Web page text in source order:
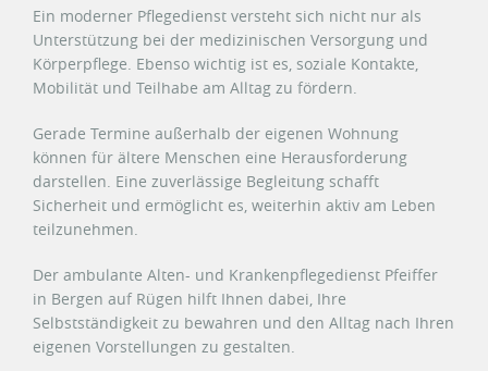
Ein moderner Pflegedienst versteht sich nicht nur als
Unterstützung bei der medizinischen Versorgung und
Körperpflege. Ebenso wichtig ist es, soziale Kontakte,
Mobilität und Teilhabe am Alltag zu fördern.
Gerade Termine außerhalb der eigenen Wohnung
können für ältere Menschen eine Herausforderung
darstellen. Eine zuverlässige Begleitung schafft
Sicherheit und ermöglicht es, weiterhin aktiv am Leben
teilzunehmen.
Der ambulante Alten- und Krankenpflegedienst Pfeiffer
in Bergen auf Rügen hilft Ihnen dabei, Ihre
Selbstständigkeit zu bewahren und den Alltag nach Ihren
eigenen Vorstellungen zu gestalten.